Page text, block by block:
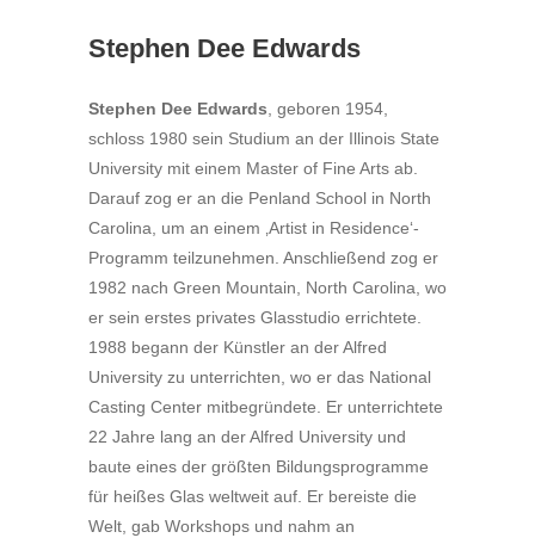
Stephen Dee Edwards
Stephen Dee Edwards , geboren 1954,
schloss 1980 sein Studium an der Illinois State
University mit einem Master of Fine Arts ab.
Darauf zog er an die Penland School in North
Carolina, um an einem ‚Artist in Residence‘-
Programm teilzunehmen. Anschließend zog er
1982 nach Green Mountain, North Carolina, wo
er sein erstes privates Glasstudio errichtete.
1988 begann der Künstler an der Alfred
University zu unterrichten, wo er das National
Casting Center mitbegründete. Er unterrichtete
22 Jahre lang an der Alfred University und
baute eines der größten Bildungsprogramme
für heißes Glas weltweit auf. Er bereiste die
Welt, gab Workshops und nahm an